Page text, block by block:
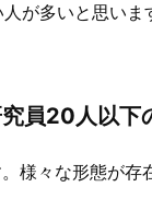
が多いと思い
員20人以下
様々な形態が存